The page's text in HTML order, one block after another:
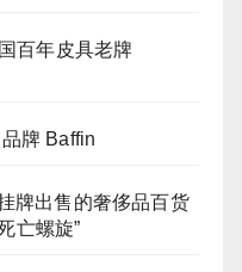
百年皮具老牌
牌 Baffin
牌出售的奢侈品百货
亡螺旋”